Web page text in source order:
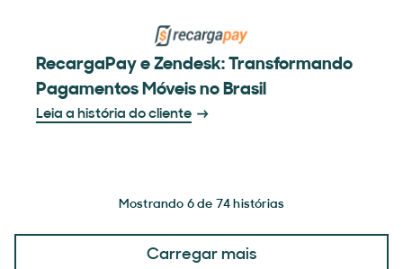
RecargaPay e Zendesk: Transformando
Pagamentos Móveis no Brasil
Leia a história do cliente
Mostrando 6 de 74 histórias
Carregar mais